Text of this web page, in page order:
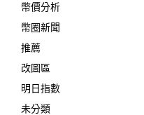
幣價分析
幣圈新聞
推薦
改圖區
明日指數
未分類